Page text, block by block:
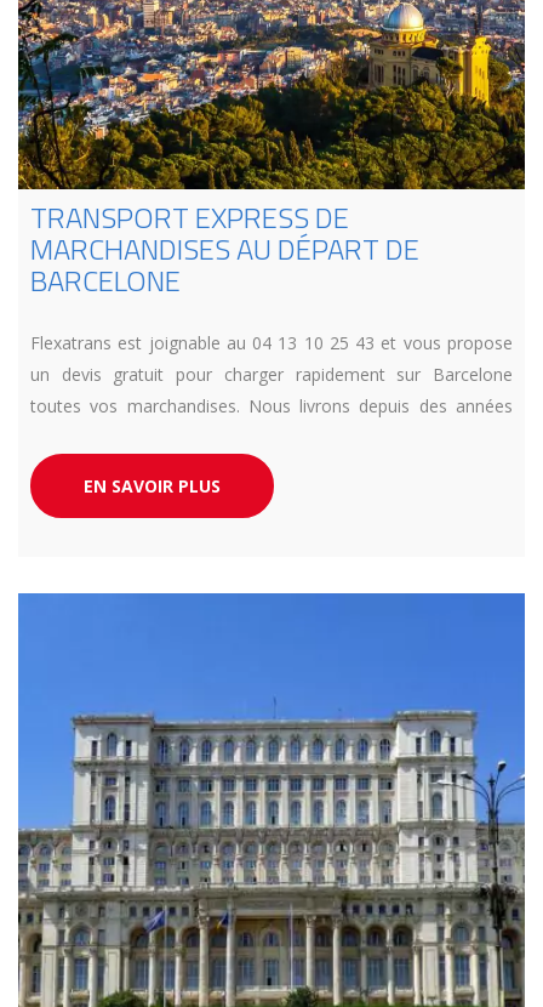
TRANSPORT EXPRESS DE
MARCHANDISES AU DÉPART DE
BARCELONE
Flexatrans est joignable au 04 13 10 25 43 et vous propose
un devis gratuit pour charger rapidement sur Barcelone
toutes vos marchandises. Nous livrons depuis des années
vos exigences délais garantit.
EN SAVOIR PLUS